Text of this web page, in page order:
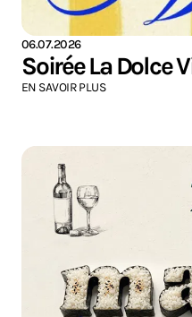
06.07.2026
Soirée La Dolce
EN SAVOIR PLUS